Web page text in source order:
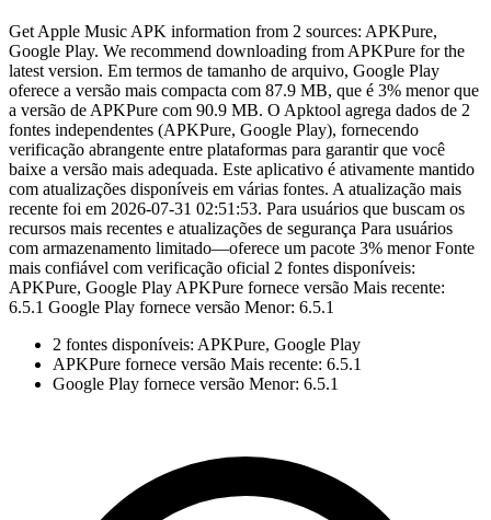
Get Apple Music APK information from 2 sources: APKPure,
Google Play. We recommend downloading from APKPure for the
latest version. Em termos de tamanho de arquivo, Google Play
oferece a versão mais compacta com 87.9 MB, que é 3% menor que
a versão de APKPure com 90.9 MB. O Apktool agrega dados de 2
fontes independentes (APKPure, Google Play), fornecendo
verificação abrangente entre plataformas para garantir que você
baixe a versão mais adequada. Este aplicativo é ativamente mantido
com atualizações disponíveis em várias fontes. A atualização mais
recente foi em 2026-07-31 02:51:53. Para usuários que buscam os
recursos mais recentes e atualizações de segurança Para usuários
com armazenamento limitado—oferece um pacote 3% menor Fonte
mais confiável com verificação oficial 2 fontes disponíveis:
APKPure, Google Play APKPure fornece versão Mais recente:
6.5.1 Google Play fornece versão Menor: 6.5.1
2 fontes disponíveis: APKPure, Google Play
APKPure fornece versão Mais recente: 6.5.1
Google Play fornece versão Menor: 6.5.1